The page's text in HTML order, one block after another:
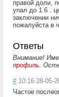
правой доли,
упал до 1.6 .
заключении
пожалуйста в
Ответы
Внимание!
профиль.
#10:16 28-05-
Частое